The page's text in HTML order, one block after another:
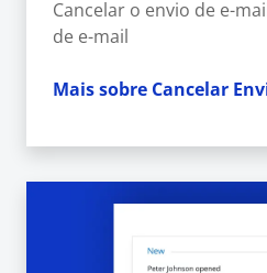
Cancelar o envio de e-
de e-mail
Mais sobre Cancelar